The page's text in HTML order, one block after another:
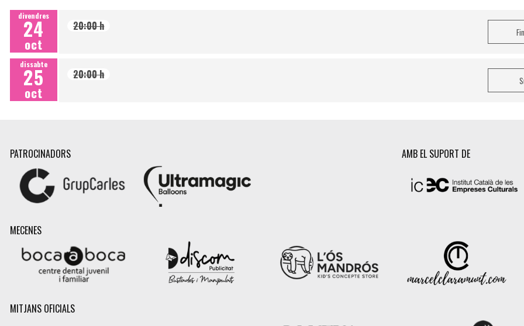
divendres
24
oct
20:00 h
dissabte
25
oct
20:00 h
PATROCINADORS AMB EL SUPORT DE
MECENES
MITJANS OFICIALS